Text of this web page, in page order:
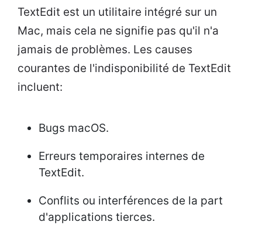
TextEdit est un utilitaire intégré sur un
Mac, mais cela ne signifie pas qu'il n'a
jamais de problèmes. Les causes
courantes de l'indisponibilité de TextEdit
incluent:
Bugs macOS.
Erreurs temporaires internes de
TextEdit.
Conflits ou interférences de la part
d'applications tierces.